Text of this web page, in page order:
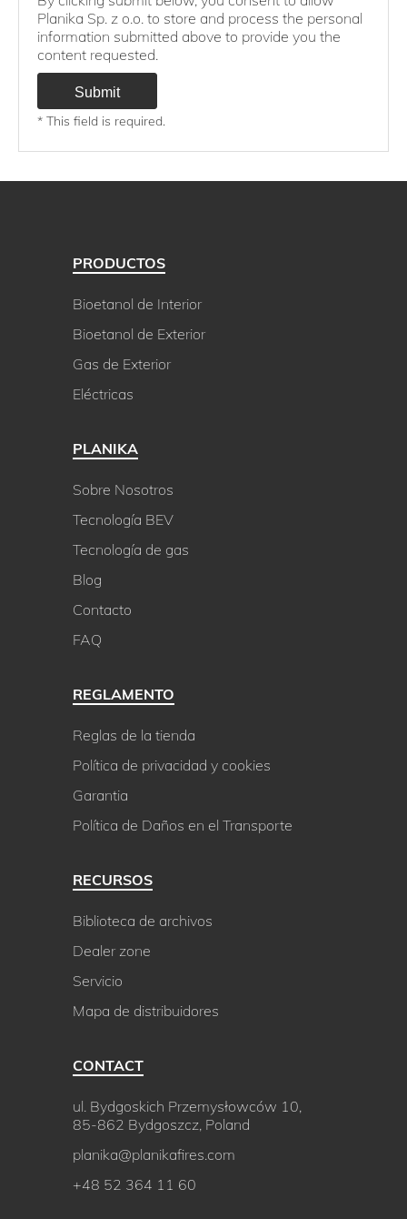
Planika Sp. z o.o. to store and process the personal
information submitted above to provide you the
content requested.
* This field is required.
PRODUCTOS
Bioetanol de Interior
Bioetanol de Exterior
Gas de Exterior
Eléctricas
PLANIKA
Sobre Nosotros
Tecnología BEV
Tecnología de gas
Blog
Contacto
FAQ
REGLAMENTO
Reglas de la tienda
Política de privacidad y cookies
Garantia
Política de Daños en el Transporte
RECURSOS
Biblioteca de archivos
Dealer zone
Servicio
Mapa de distribuidores
CONTACT
ul. Bydgoskich Przemysłowców 10,
85-862 Bydgoszcz, Poland
planika@planikafires.com
+48 52 364 11 60